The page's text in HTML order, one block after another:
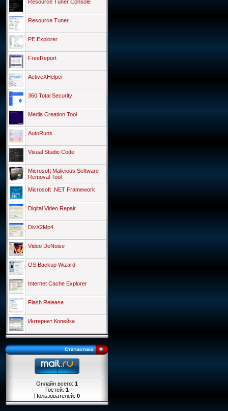
Resource Tuner Console
Resource Tuner
PE Explorer
FreeReport
ActiveXHelper
360 Total Security
Media Creation Tool
AutoRuns
Visual Studio Code
Microsoft Malicious Software
Removal Tool
Microsoft .NET Framework
Digital Video Repair
DivX2Mp4
Video DeNoise
OS Backup Wizard
Internet Cache Explorer
Flash Release
Интернет Копейка
Статистика
Онлайн всего:1
Гостей:1
Пользователей:0